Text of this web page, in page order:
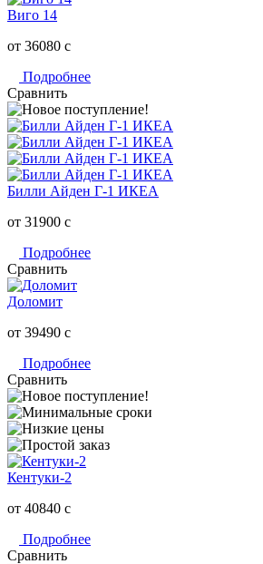
Виго 14
от 36080 c
Подробнее
Сравнить
Билли Айден Г-1 ИКЕА
от 31900 c
Подробнее
Сравнить
Доломит
от 39490 c
Подробнее
Сравнить
Кентуки-2
от 40840 c
Подробнее
Сравнить